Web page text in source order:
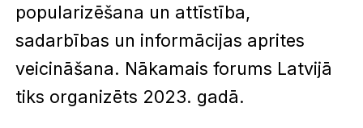
popularizēšana un attīstība,
sadarbības un informācijas aprites
veicināšana. Nākamais forums Latvijā
tiks organizēts 2023. gadā.